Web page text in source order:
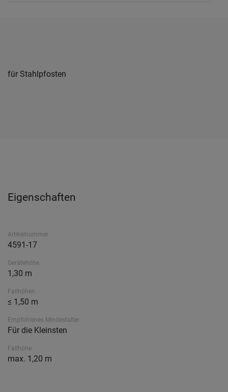
für Stahlpfosten
Eigenschaften
Artikelnummer
4591-17
Gerätehöhe
1,30 m
Fallhöhen
≤ 1,50 m
Empfohlenes Mindestalter
Für die Kleinsten
Fallhöhe
max. 1,20 m